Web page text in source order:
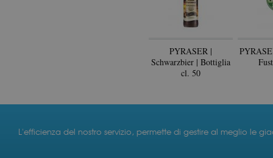
PYRASER |
Schwarzbier | Bottiglia
cl. 50
L'efficienza del nostro servizio, permette di gestire al meglio le